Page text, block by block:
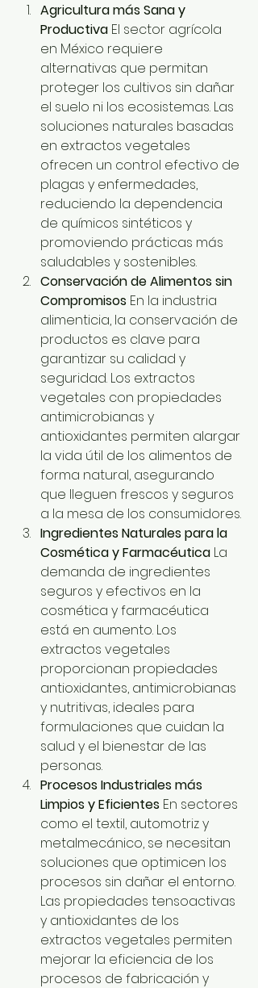
Agricultura más Sana y
Productiva El sector agrícola
en México requiere
alternativas que permitan
proteger los cultivos sin dañar
el suelo ni los ecosistemas. Las
soluciones naturales basadas
en extractos vegetales
ofrecen un control efectivo de
plagas y enfermedades,
reduciendo la dependencia
de químicos sintéticos y
promoviendo prácticas más
saludables y sostenibles.
Conservación de Alimentos sin
Compromisos En la industria
alimenticia, la conservación de
productos es clave para
garantizar su calidad y
seguridad. Los extractos
vegetales con propiedades
antimicrobianas y
antioxidantes permiten alargar
la vida útil de los alimentos de
forma natural, asegurando
que lleguen frescos y seguros
a la mesa de los consumidores.
Ingredientes Naturales para la
Cosmética y Farmacéutica La
demanda de ingredientes
seguros y efectivos en la
cosmética y farmacéutica
está en aumento. Los
extractos vegetales
proporcionan propiedades
antioxidantes, antimicrobianas
y nutritivas, ideales para
formulaciones que cuidan la
salud y el bienestar de las
personas.
Procesos Industriales más
Limpios y Eficientes En sectores
como el textil, automotriz y
metalmecánico, se necesitan
soluciones que optimicen los
procesos sin dañar el entorno.
Las propiedades tensoactivas
y antioxidantes de los
extractos vegetales permiten
mejorar la eficiencia de los
procesos de fabricación y